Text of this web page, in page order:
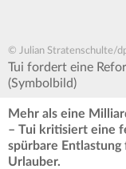
© Julian Stratenschulte/
Tui fordert eine
(Symbolbild)
Mehr als eine
– Tui kritisiert eine
spürbare
Urlauber.